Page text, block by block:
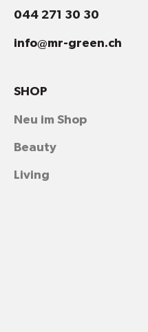
044 271 30 30
info@mr-green.ch
SHOP
Neu im Shop
Beauty
Living